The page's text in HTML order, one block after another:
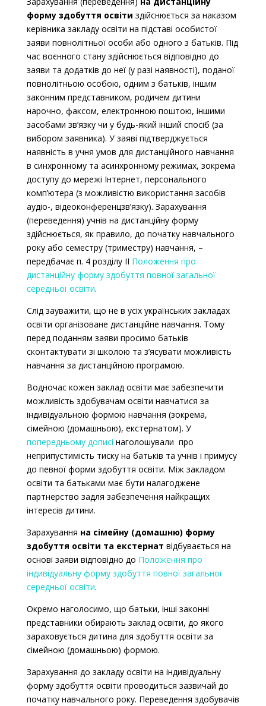
у 10-11 класах: на навчальні предмети /
інтегровані курси, передбачені цим Типовим
навчальним планом, а також для проведення
індивідуальних занять і консультацій з
навчальних предметів, з яких проводиться
державна підсумкова атестація за рівень
повної загальної середньої освіти та/або
національний мультипредметний тест з
урахуванням потреб здобувачів освіти.
форму здобуття освіти здійснюється за наказом
керівника закладу освіти на підставі особистої
заяви повнолітньої особи або одного з батьків. Під
час воєнного стану здійснюється відповідно до
заяви та додатків до неї (у разі наявності), поданої
повнолітньою особою, одним з батьків, іншим
законним представником, родичем дитини
нарочно, факсом, електронною поштою, іншими
засобами зв’язку чи у будь-який інший спосіб (за
вибором заявника). У заяві підтверджується
наявність в учня умов для дистанційного навчання
в синхронному та асинхронному режимах, зокрема
доступу до мережі Інтернет, персонального
комп’ютера (з можливістю використання засобів
аудіо-, відеоконференцзв’язку). Зарахування
(переведення) учнів на дистанційну форму
здійснюється, як правило, до початку навчального
року або семестру (триместру) навчання, –
передбачає п. 4 розділу II Положення про
дистанційну форму здобуття повної загальної
середньої освіти.
Слід зауважити, що не в усіх українських закладах
освіти організоване дистанційне навчання. Тому
перед поданням заяви просимо батьків
сконтактувати зі школою та з’ясувати можливість
навчання за дистанційною програмою.
Водночас кожен заклад освіти має забезпечити
можливість здобувачам освіти навчатися за
індивідуальною формою навчання (зокрема,
сімейною (домашньою), екстернатом). У
попередньому дописі наголошували про
неприпустимість тиску на батьків та учнів і примусу
до певної форми здобуття освіти. Між закладом
освіти та батьками має бути налагоджене
партнерство задля забезпечення найкращих
інтересів дитини.
Зарахування на сімейну (домашню) форму
здобуття освіти та екстернат відбувається на
основі заяви відповідно до Положення про
індивідуальну форму здобуття повної загальної
середньої освіти.
Окремо наголосимо, що батьки, інші законні
представники обирають заклад освіти, до якого
зараховується дитина для здобуття освіти за
сімейною (домашньою) формою.
Зарахування до закладу освіти на індивідуальну
форму здобуття освіти проводиться зазвичай до
початку навчального року. Переведення здобувачів